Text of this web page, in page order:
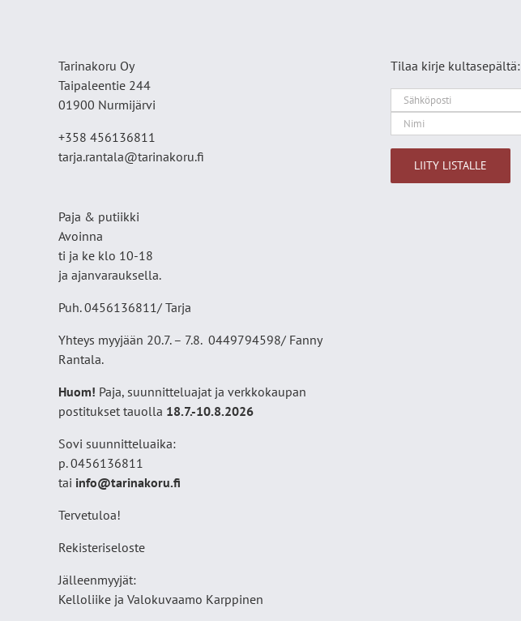
Tarinakoru Oy
Taipaleentie 244
01900 Nurmijärvi
+358 456136811
tarja.rantala@tarinakoru.fi
Paja & putiikki
Avoinna
ti ja ke klo 10-18
ja ajanvarauksella.
Puh. 0456136811/ Tarja
Yhteys myyjään 20.7. – 7.8. 0449794598/ Fanny
Rantala.
Huom! Paja, suunnitteluajat ja verkkokaupan
postitukset tauolla 18.7.-10.8.2026
Sovi suunnitteluaika:
p. 0456136811
tai info@tarinakoru.fi
Tervetuloa!
Rekisteriseloste
Jälleenmyyjät:
Kelloliike ja Valokuvaamo Karppinen
Tilaa kirje kultasepältä: